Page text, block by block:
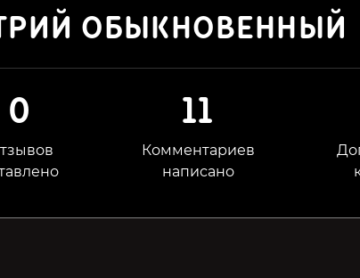
ОБЫКНОВЕННЫЙ
0 11
Комментариев
написано